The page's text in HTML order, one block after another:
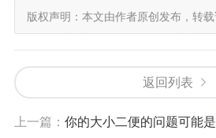
抓住根，让气机变得通畅，调畅气
~~~~~~
中医咨询、健康诊断找闲小豆陈老
版权声明：本文由作者原创发布，转载
返回列表
上一篇： 你的大小二便的问题可能